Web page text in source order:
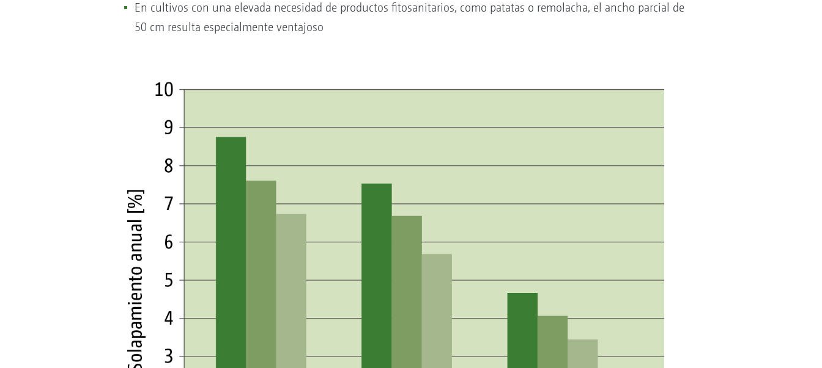
En cultivos con una elevada necesidad de productos fitosanitarios, como patatas o remolacha, el ancho parcial de
50 cm resulta especialmente ventajoso